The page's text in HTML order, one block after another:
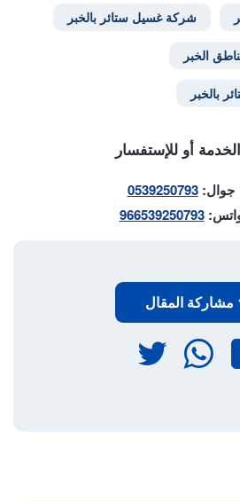
شركة غسيل ستائر بالخبر
الخبر
بالخبر
أو للإستفسار
جوال:0539250793
966539250793
مشاركة المقال
فيسبوكواتساب